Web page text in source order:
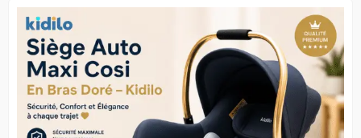
plusieurs
options
peuvent
être
choisies
sur
Les
options
être
choisies